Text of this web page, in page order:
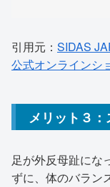
引用元： SIDAS
公式オンラインシ
メリット３
足が外反母趾にな
ずに、体のバラン